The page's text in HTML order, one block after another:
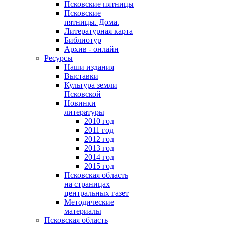
Псковские пятницы
Псковские
пятницы. Дома.
Литературная карта
Библиотур
Архив - онлайн
Ресурсы
Наши издания
Выставки
Культура земли
Псковской
Новинки
литературы
2010 год
2011 год
2012 год
2013 год
2014 год
2015 год
Псковская область
на страницах
центральных газет
Методические
материалы
Псковская область